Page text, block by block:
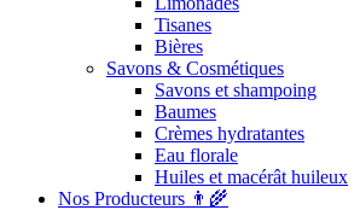
Tisanes
Bières
Savons & Cosmétiques
Savons et shampoing
Baumes
Crèmes hydratantes
Eau florale
Huiles et macérât huileux
Nos Producteurs 👨‍🌾